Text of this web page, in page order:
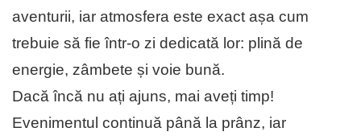
aventurii, iar atmosfera este exact așa cum
trebuie să fie într-o zi dedicată lor: plină de
energie, zâmbete și voie bună.
Dacă încă nu ați ajuns, mai aveți timp!
Evenimentul continuă până la prânz, iar